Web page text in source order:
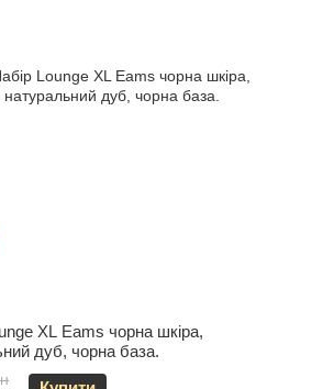
XL Eams чорна шкіра,
дуб, чорна база.